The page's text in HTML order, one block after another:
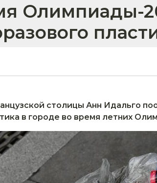
Олимпиады-
столицы Анн Идальго
в городе во время летних